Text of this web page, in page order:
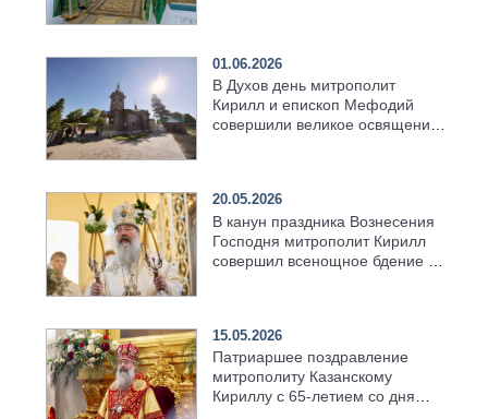
01.06.2026
В Духов день митрополит
Кирилл и епископ Мефодий
совершили великое освящение
20.05.2026
В канун праздника Вознесения
Господня митрополит Кирилл
совершил всенощное бдение в
15.05.2026
Патриаршее поздравление
митрополиту Казанскому
Кириллу с 65-летием со дня